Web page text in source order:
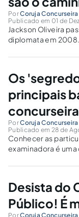
PorCoruja Concurseira
Publicado em 01 de
Jackson Oliveira
diplomata em
do diretor do
de racismo velado é
Os
principais
PorCoruja Concurseira
Publicado em 28 de
Conhecer as
examinadora é
investigando o
características mais
principais
Desista do
Público! É
PorCoruja Concurseira